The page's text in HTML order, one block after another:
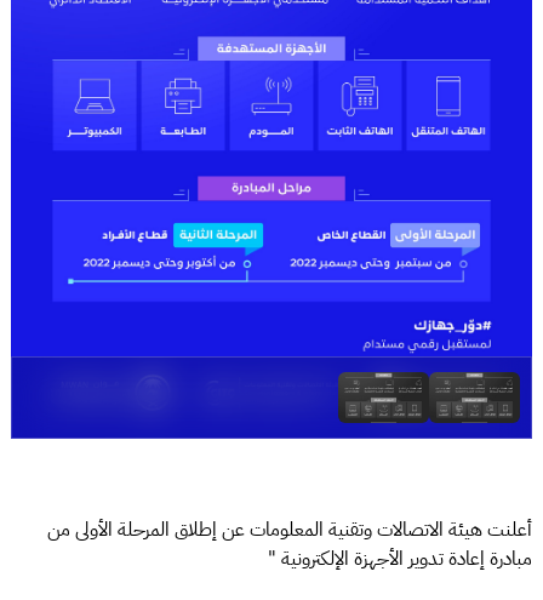
أعلنت هيئة الاتصالات وتقنية المعلومات عن إطلاق المرحلة الأولى من
مبادرة إعادة تدوير الأجهزة الإلكترونية "